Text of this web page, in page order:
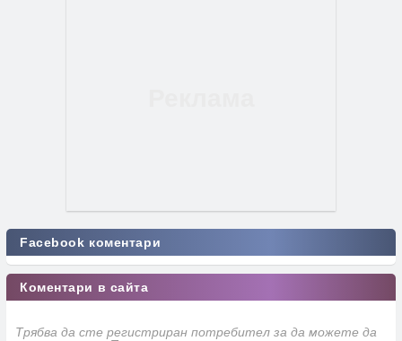
Facebook коментари
Коментари в сайта
Трябва да сте регистриран потребител за да можете да